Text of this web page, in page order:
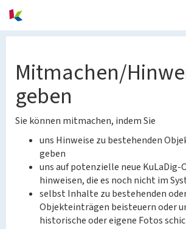
Mitmachen/
geben
Sie können mitmachen, indem Sie
uns Hinweise zu bestehenden
geben
uns auf potenzielle neue KuLaDig-
hinweisen, die es noch nicht im
selbst Inhalte zu bestehenden
Objekteinträgen beisteuern oder
historische oder eigene Fotos